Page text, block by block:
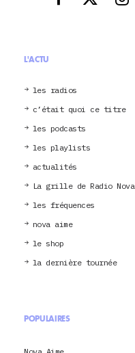
L'ACTU
les radios
c’était quoi ce titre
les podcasts
les playlists
actualités
La grille de Radio Nova
les fréquences
nova aime
le shop
la dernière tournée
POPULAIRES